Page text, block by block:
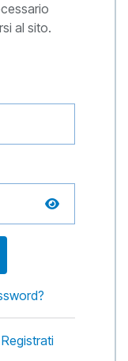
al sito.
Registrati